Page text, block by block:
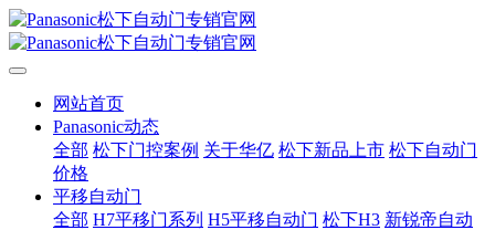
网站首页
Panasonic动态
全部 松下门控案例 关于华亿 松下新品上市 松下自动门
价格
平移自动门
全部 H7平移门系列 H5平移自动门 松下H3 新锐帝自动